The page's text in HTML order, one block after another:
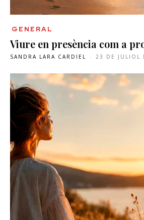
GENERAL
Viure en presència com a
SANDRA LARA CARDIEL - 23 DE JULIOL